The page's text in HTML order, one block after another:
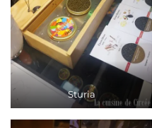
Sturia